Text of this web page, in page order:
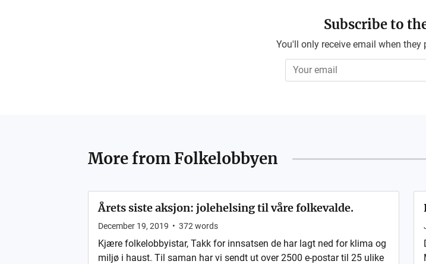
Subscribe to
You'll only receive email when they
More from Folkelobbyen
Årets siste aksjon: jolehelsing til våre folkevalde.
December 19, 2019 • 372 words
Kjære folkelobbyistar, Takk for innsatsen de har lagt ned for klima og
miljø i haust. Til saman har vi sendt ut over 2500 e-postar til 25 ulike